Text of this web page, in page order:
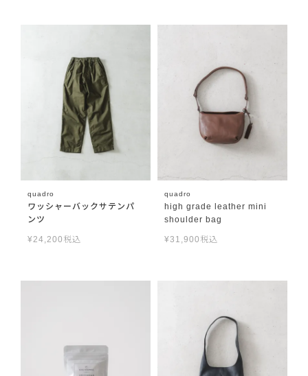
quadro
ワッシャーバックサテンパ
ンツ
¥24,200 税込
quadro
high grade leather mini
shoulder bag
¥31,900 税込